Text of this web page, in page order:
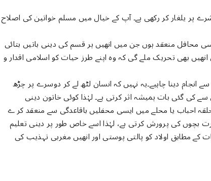
یلغار کر رکھی ہے۔ آپ کے خیال میں مسلم خواتین کی اصلاح
محافل منعقد ہوں جن میں انھیں ہر قسم کی دینی باتیں بتائی
بھی تحریک ملے گی کہ وہ اپنے طرز حیات کو اسلامی اقدار و
دینا چاہیے۔یہ نہیں کہ انسان لٹھ لے کر دوسرے پر چڑھ
سے کی گئی بات ہمیشہ اثر کرتی ہے۔ لہٰذا کوئی خاتون دینی
احباب یا محلے میں ایسی محفلیں باقاعدگی سے منعقد کر ے
بچوں کی پرورش کرتی ہے، لہٰذا اسے خاص طور پر دینی تعلیم
کے مطابق اولاد کو پالتی پوستی اور انھیں مغربی تہذیب کی